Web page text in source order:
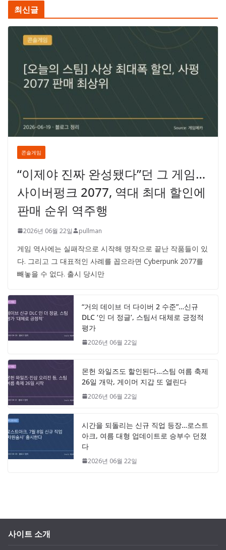
최신글
콘솔게임
“이제야 진짜 완성됐다”던 그 게임…
사이버펑크 2077, 역대 최대 할인에
판매 순위 역주행
2026년 06월 22일 pullman
게임 역사에는 실패작으로 시작해 명작으로 끝난 작품들이 있
다. 그리고 그 대표적인 사례를 꼽으라면 Cyberpunk 2077를
빼놓을 수 없다. 출시 당시만
“거의 데이브 더 다이버 2 수준”…신규
DLC ‘인 더 정글’, 스팀서 대체로 긍정적
평가
2026년 06월 22일
몬헌 와일즈도 할인된다…스팀 여름 축제
26일 개막, 게이머 지갑 또 열린다
2026년 06월 22일
시간을 되돌리는 신규 직업 등장…로스트
아크, 여름 대형 업데이트로 승부수 던졌
다
2026년 06월 22일
사이트 소개